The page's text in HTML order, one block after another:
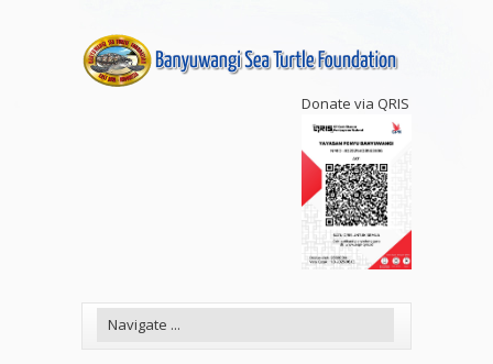
Donate via QRIS